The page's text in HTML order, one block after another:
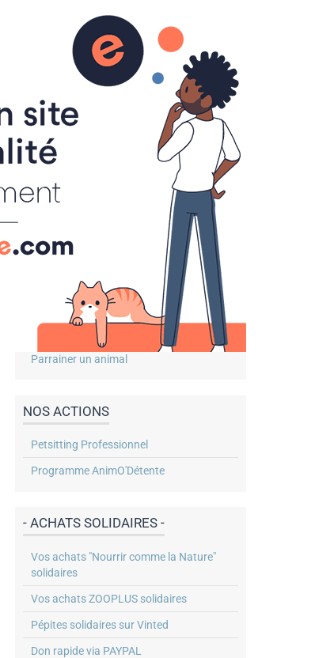
AGENDA BLOG CONTACT
LANGUES DISPONIBLES
Français
Nous soutenir
Devenir Famille d'accueil
Parrainer un animal
NOS ACTIONS
Petsitting Professionnel
Programme AnimO'Détente
- ACHATS SOLIDAIRES -
Vos achats "Nourrir comme la Nature"
solidaires
Vos achats ZOOPLUS solidaires
Pépites solidaires sur Vinted
Don rapide via PAYPAL